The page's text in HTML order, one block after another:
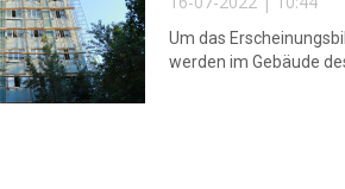
Um das
werden im Gebäude